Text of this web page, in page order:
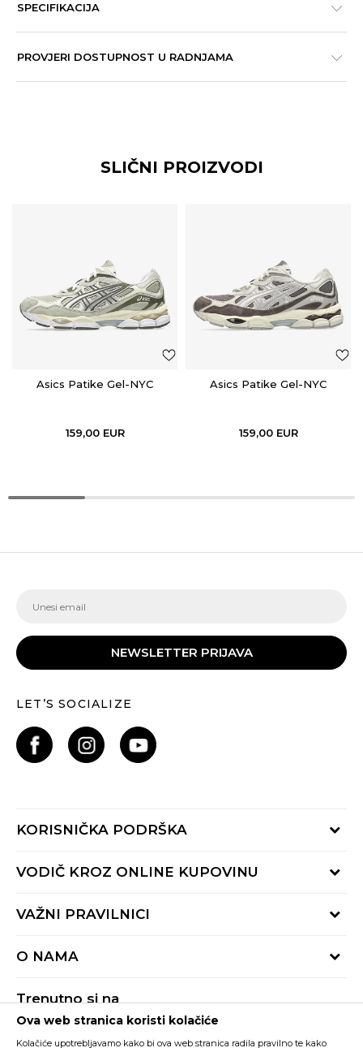
SPECIFIKACIJA
PROVJERI DOSTUPNOST U RADNJAMA
SLIČNI PROIZVODI
Asics Patike Gel-NYC
159,00 EUR
Asics Patike Gel-NYC
159,00 EUR
NEWSLETTER PRIJAVA
LET’S SOCIALIZE
KORISNIČKA PODRŠKA
Provjeri status porudžbine
Radno vrijeme 9-16h
VODIČ KROZ ONLINE KUPOVINU
Načini isporuke
Reklamacije
VAŽNI PRAVILNICI
Pravila Sport&Bonus programa
O NAMA
Trenutno si na
Buzz Crna Gora PROMIJENI
Ova web stranica koristi kolačiće
Kolačiće upotrebljavamo kako bi ova web stranica radila pravilno te kako